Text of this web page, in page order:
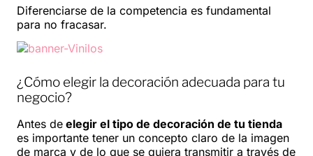
Diferenciarse de la competencia es fundamental
para no fracasar.
¿Cómo elegir la decoración adecuada para tu
negocio?
Antes de elegir el tipo de decoración de tu tienda
es importante tener un concepto claro de la imagen
de marca y de lo que se quiera transmitir a través de